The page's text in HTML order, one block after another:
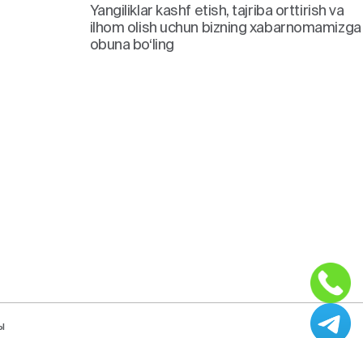
Yangiliklar kashf etish, tajriba orttirish va
ilhom olish uchun bizning xabarnomamizga
obuna bo‘ling